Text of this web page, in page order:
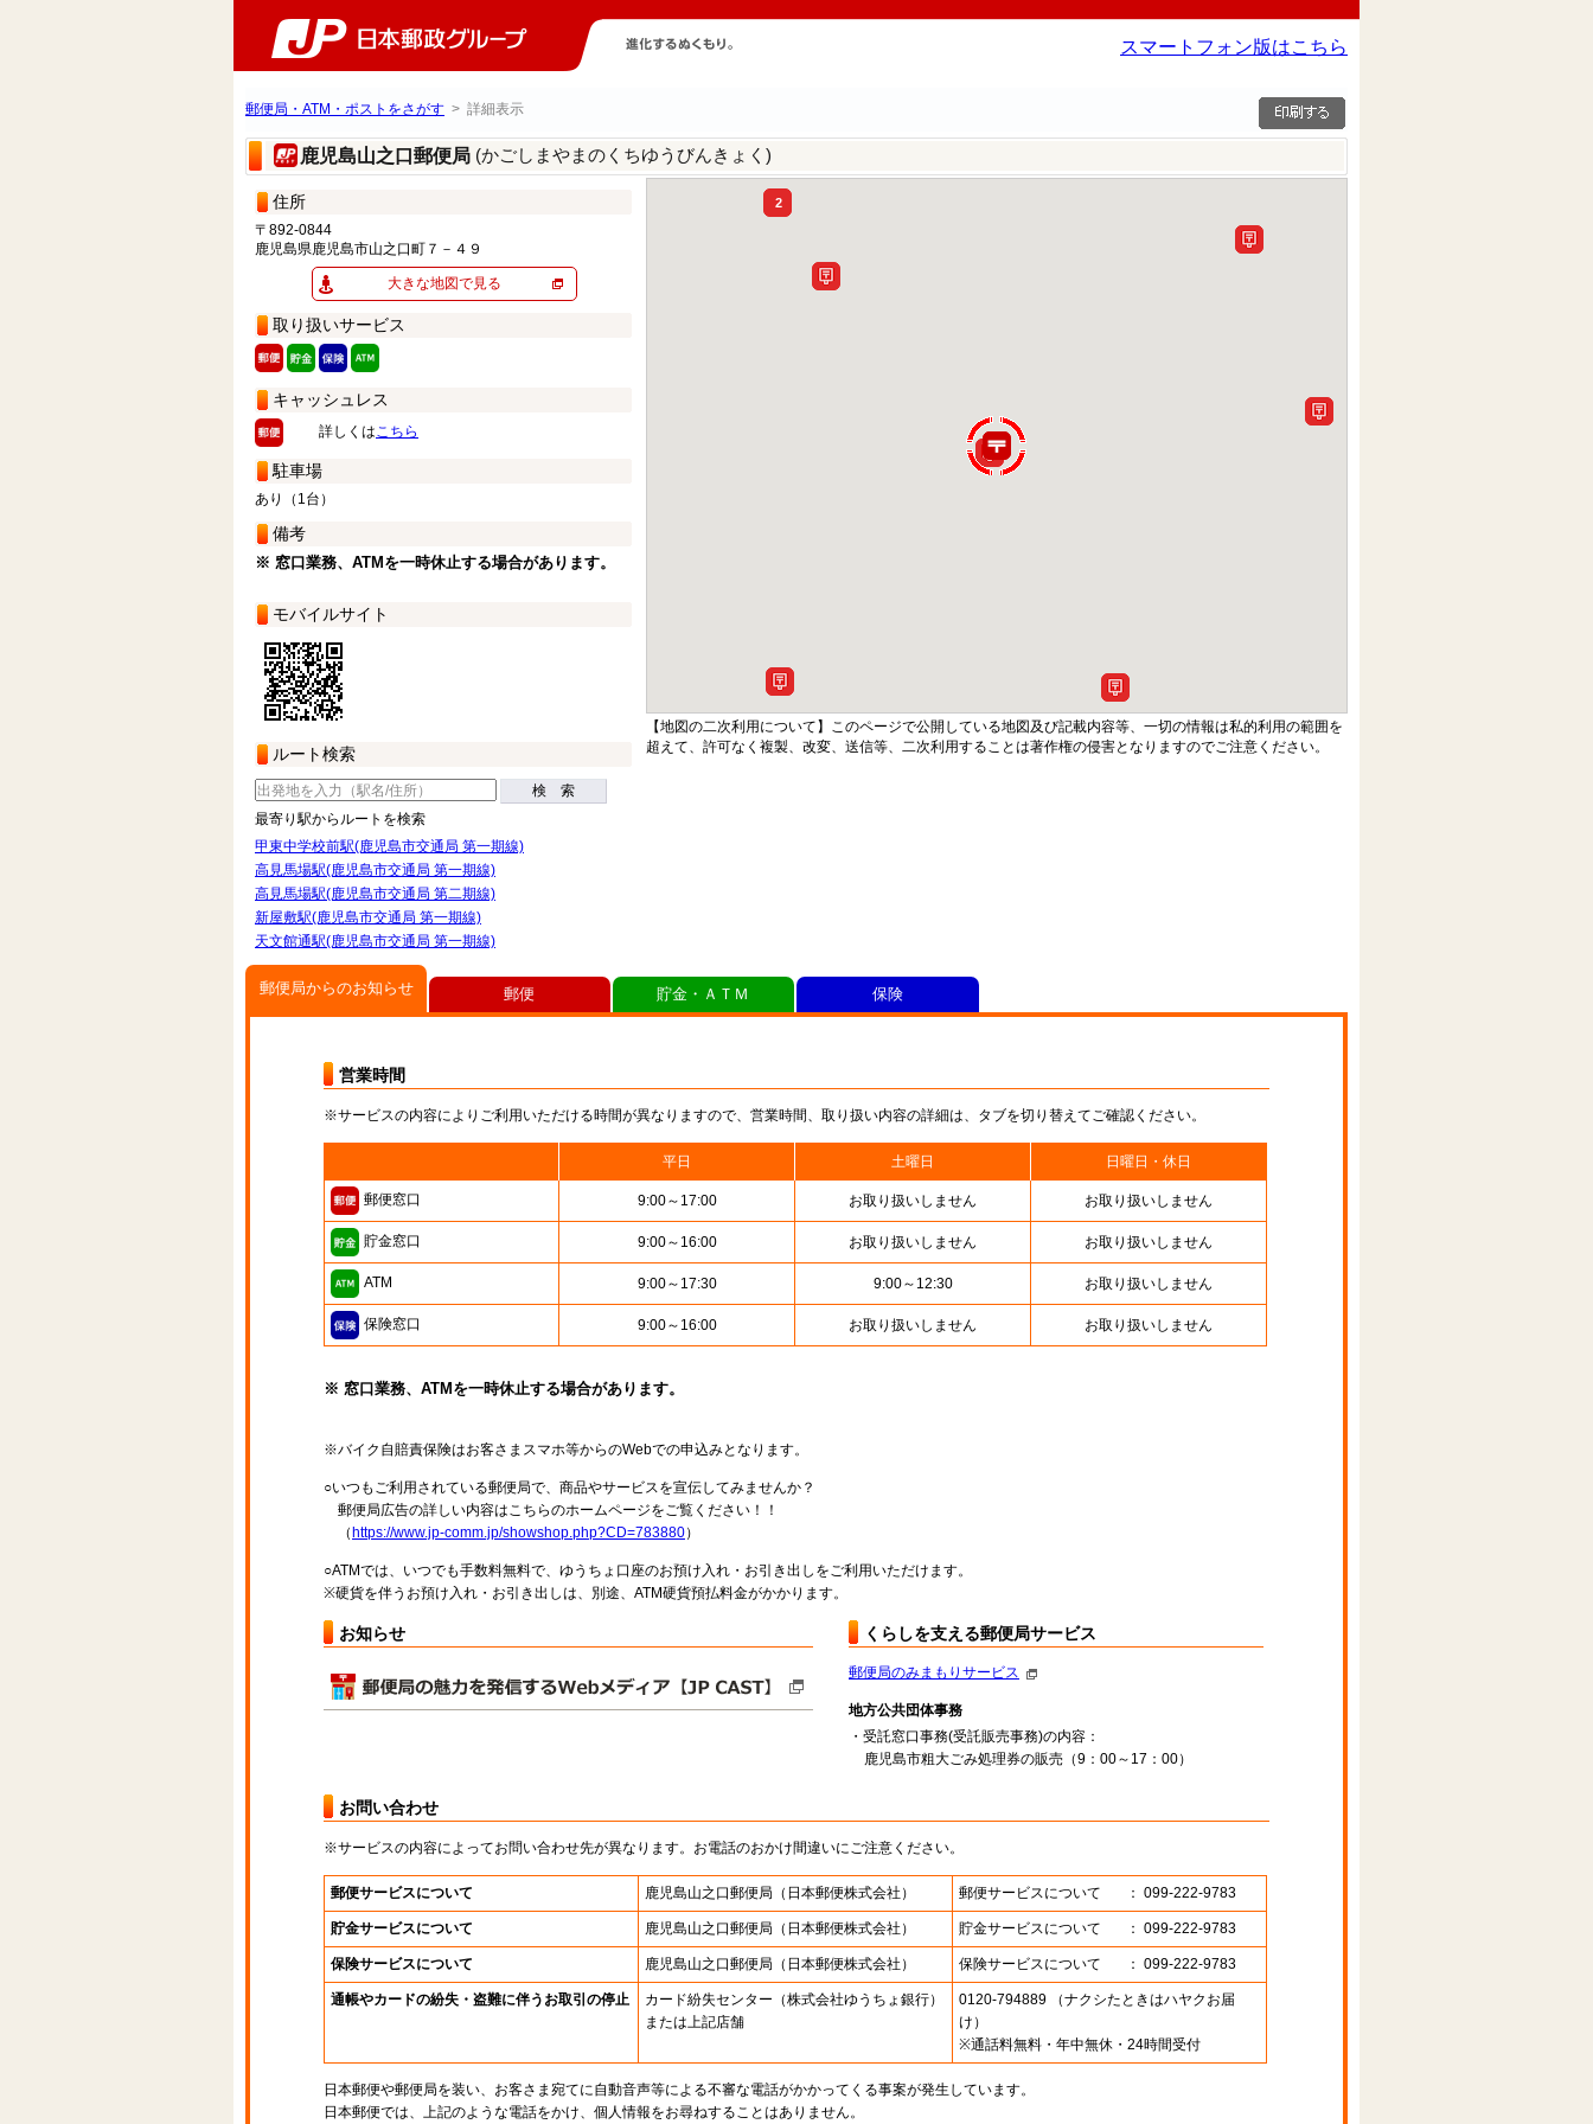
スマートフォン版はこちら
郵便局・ATM・ポストをさがす > 詳細表示
鹿児島山之口郵便局 (かごしまやまのくちゆうびんきょく)
住所
〒892-0844
鹿児島県鹿児島市山之口町７－４９
大きな地図で見る
取り扱いサービス
キャッシュレス
詳しくはこちら
駐車場
あり（1台）
備考
※ 窓口業務、ATMを一時休止する場合があります。
モバイルサイト
ルート検索
検 索
最寄り駅からルートを検索
甲東中学校前駅(鹿児島市交通局 第一期線)
高見馬場駅(鹿児島市交通局 第一期線)
高見馬場駅(鹿児島市交通局 第二期線)
新屋敷駅(鹿児島市交通局 第一期線)
天文館通駅(鹿児島市交通局 第一期線)
2
【地図の二次利用について】このページで公開している地図及び記載内容等、一切の情報は私的利用の範囲を
超えて、許可なく複製、改変、送信等、二次利用することは著作権の侵害となりますのでご注意ください。
郵便局からのお知らせ
営業時間
※サービスの内容によりご利用いただける時間が異なりますので、営業時間、取り扱い内容の詳細は、タブを切り替えてご確認ください。
平日 土曜日 日曜日・休日
郵便窓口 9:00～17:00 お取り扱いしません お取り扱いしません
貯金窓口 9:00～16:00 お取り扱いしません お取り扱いしません
ATM 9:00～17:30 9:00～12:30 お取り扱いしません
保険窓口 9:00～16:00 お取り扱いしません お取り扱いしません
※ 窓口業務、ATMを一時休止する場合があります。
※バイク自賠責保険はお客さまスマホ等からのWebでの申込みとなります。
○いつもご利用されている郵便局で、商品やサービスを宣伝してみませんか？
郵便局広告の詳しい内容はこちらのホームページをご覧ください！！
（ https://www.jp-comm.jp/showshop.php?CD=783880）
○ATMでは、いつでも手数料無料で、ゆうちょ口座のお預け入れ・お引き出しをご利用いただけます。
※硬貨を伴うお預け入れ・お引き出しは、別途、ATM硬貨預払料金がかかります。
お知らせ くらしを支える郵便局サービス
郵便局のみまもりサービス
地方公共団体事務
・受託窓口事務(受託販売事務)の内容：
鹿児島市粗大ごみ処理券の販売（9：00～17：00）
お問い合わせ
※サービスの内容によってお問い合わせ先が異なります。お電話のおかけ間違いにご注意ください。
郵便サービスについて 鹿児島山之口郵便局 （日本郵便株式会社） 郵便サービスについて ： 099-222-9783
貯金サービスについて 鹿児島山之口郵便局 （日本郵便株式会社） 貯金サービスについて ： 099-222-9783
保険サービスについて 鹿児島山之口郵便局 （日本郵便株式会社） 保険サービスについて ： 099-222-9783
通帳やカードの紛失・盗難に伴うお取引の停止 カード紛失センター （株式会社ゆうちょ銀行）
または上記店舗
0120-794889 （ナクシたときはハヤクお届
け）
※通話料無料・年中無休・24時間受付
日本郵便や郵便局を装い、お客さま宛てに自動音声等による不審な電話がかかってくる事案が発生しています。
日本郵便では、上記のような電話をかけ、個人情報をお尋ねすることはありません。
郵便 貯金・ＡＴＭ 保険